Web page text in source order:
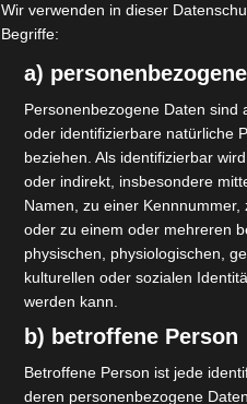
metronom:
Wir verwenden in dieser
Begriffe:
a)
Personenbezogene Daten sind
oder identifizierbare natürliche
beziehen. Als identifizierbar
oder indirekt, insbesondere
Namen, zu einer
oder zu einem oder mehreren
physischen, physiologischen,
kulturellen oder sozialen
werden kann.
b) betroffene Person
Betroffene Person ist jede
deren personenbezogene